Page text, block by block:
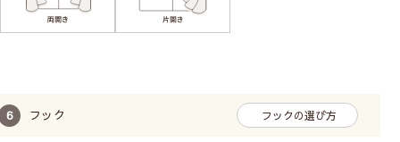
フック フックの選び方